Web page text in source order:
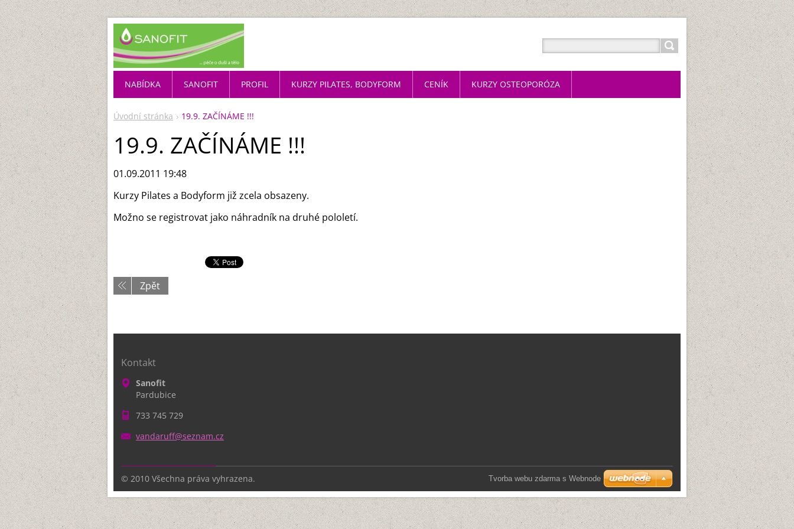
Úvodní stránka 19.9. ZAČÍNÁME !!!
19.9. ZAČÍNÁME !!!
01.09.2011 19:48
Kurzy Pilates a Bodyform již zcela obsazeny.
Možno se registrovat jako náhradník na druhé pololetí.
Zpět
NABÍDKA SANOFIT PROFIL KURZY PILATES, BODYFORM CENÍK KURZY OSTEOPORÓZA
Kontakt
Sanofit
Pardubice
733 745 729
vandaruff@seznam.cz
© 2010 Všechna práva vyhrazena. Tvorba webu zdarma s Webnode